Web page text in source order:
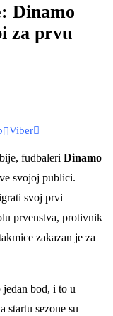
Dinamo
za prvu
Viber
fudbaleri Dinamo
svojoj publici.
svoj prvi
prvenstva, protivnik
zakazan je za
bod, i to u
startu sezone su